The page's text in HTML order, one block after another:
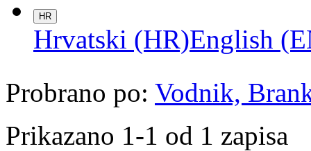
HR
Hrvatski (HR)English
Probrano po: Vodnik,
Prikazano 1-1 od 1 zapisa